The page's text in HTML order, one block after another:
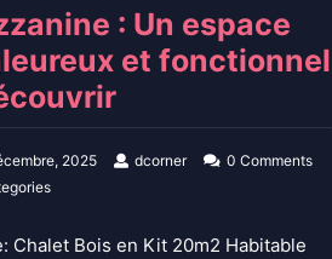
: Un espace
et fonctionnel
2025 dcorner
0 Comments
Chalet Bois en Kit 20m2 Habitable